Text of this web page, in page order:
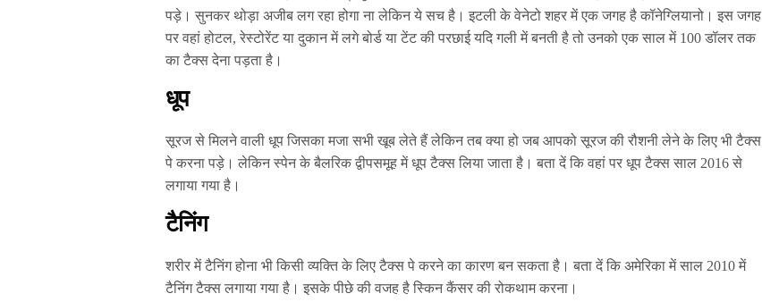
पड़े। सुनकर थोड़ा अजीब लग रहा होगा ना लेकिन ये सच है। इटली के वेनेटो शहर में एक जगह है कॉनेग्लियानो। इस जगह
पर वहां होटल, रेस्टोरेंट या दुकान में लगे बोर्ड या टेंट की परछाई यदि गली में बनती है तो उनको एक साल में 100 डॉलर तक
का टैक्स देना पड़ता है।
धूप
सूरज से मिलने वाली धूप जिसका मजा सभी खूब लेते हैं लेकिन तब क्या हो जब आपको सूरज की रौशनी लेने के लिए भी टैक्स
पे करना पड़े। लेकिन स्पेन के बैलरिक द्वीपसमूह में धूप टैक्स लिया जाता है। बता दें कि वहां पर धूप टैक्स साल 2016 से
लगाया गया है।
टैनिंग
शरीर में टैनिंग होना भी किसी व्यक्ति के लिए टैक्स पे करने का कारण बन सकता है। बता दें कि अमेरिका में साल 2010 में
टैनिंग टैक्स लगाया गया है। इसके पीछे की वजह है स्किन कैंसर की रोकथाम करना।